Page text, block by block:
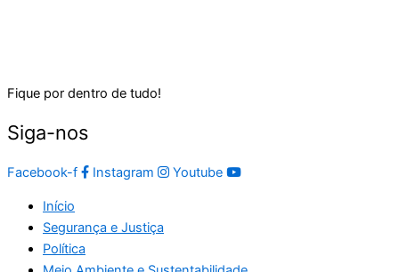
Fique por dentro de tudo!
Siga-nos
Facebook-f Instagram Youtube
Início
Segurança e Justiça
Política